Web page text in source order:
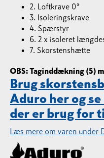
2. Loftkrave 0°
3. Isoleringskrave
4. Spærstyr
6. 2 x isoleret
7. Skorstenshætte
OBS: Taginddækning (5)
Brug
Aduro her og
der er brug for
Læs mere om varen under